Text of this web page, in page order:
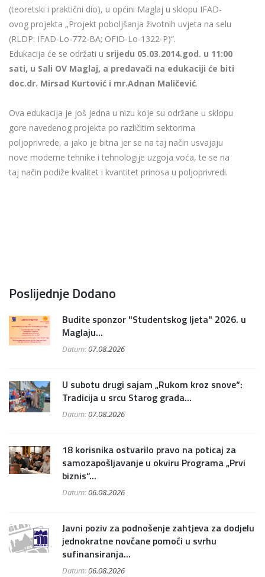
(teoretski i praktični dio), u općini Maglaj u sklopu IFAD-
ovog projekta „Projekt poboljšanja životnih uvjeta na selu
(RLDP: IFAD-Lo-772-BA; OFID-Lo-1322-P)“.
Edukacija će se održati u srijedu 05.03.2014.god. u 11:00
sati, u Sali OV Maglaj, a predavači na edukaciji će biti
doc.dr. Mirsad Kurtović i mr.Adnan Maličević.
Ova edukacija je još jedna u nizu koje su održane u sklopu
gore navedenog projekta po različitim sektorima
poljoprivrede, a jako je bitna jer se na taj način usvajaju
nove moderne tehnike i tehnologije uzgoja voća, te se na
taj način podiže kvalitet i kvantitet prinosa u poljoprivredi.
Poslijednje Dodano
Budite sponzor "Studentskog ljeta" 2026. u
Maglaju...
Datum:07.08.2026
U subotu drugi sajam „Rukom kroz snove“:
Tradicija u srcu Starog grada...
Datum:07.08.2026
18 korisnika ostvarilo pravo na poticaj za
samozapošljavanje u okviru Programa „Prvi
biznis“...
Datum:06.08.2026
Javni poziv za podnošenje zahtjeva za dodjelu
jednokratne novčane pomoći u svrhu
sufinansiranja...
Datum:06.08.2026